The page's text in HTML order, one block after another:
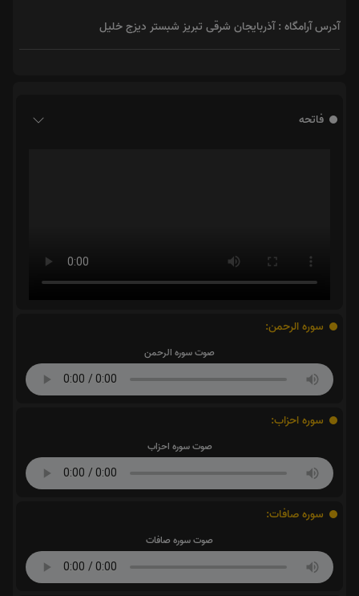
آدرس آرامگاه : آذربایجان شرقی تبریز شبستر دیزج خلیل
فاتحه
سوره الرحمن:
صوت سوره الرحمن
سوره احزاب:
صوت سوره احزاب
سوره صافات:
صوت سوره صافات